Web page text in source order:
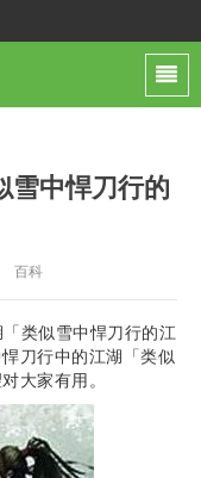
雪中悍刀行的
百科
类似雪中悍刀行的江
刀行中的江湖「类似
大家有用。